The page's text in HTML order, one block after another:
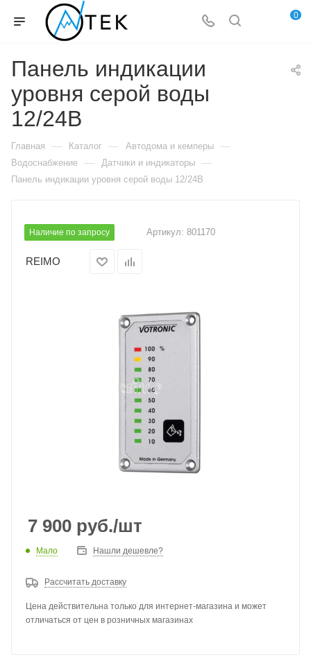
0
Панель индикации
уровня серой воды
12/24В
Главная — Каталог — Автодома и кемперы —
Водоснабжение — Датчики и индикаторы —
Панель индикации уровня серой воды 12/24В
Наличие по запросу Артикул: 801170
REIMO
7 900 руб./шт
Мало Нашли дешевле?
Рассчитать доставку
Цена действительна только для интернет-магазина и может
отличаться от цен в розничных магазинах